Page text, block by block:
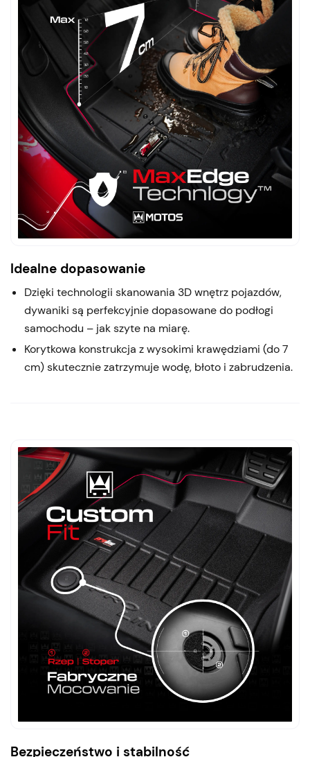
Idealne dopasowanie
Dzięki technologii skanowania 3D wnętrz pojazdów,
dywaniki są perfekcyjnie dopasowane do podłogi
samochodu – jak szyte na miarę.
Korytkowa konstrukcja z wysokimi krawędziami (do 7
cm) skutecznie zatrzymuje wodę, błoto i zabrudzenia.
Bezpieczeństwo i stabilność